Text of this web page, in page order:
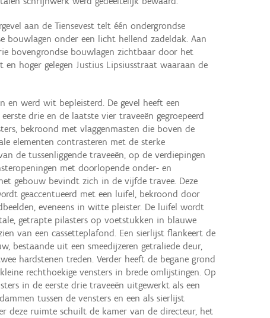
aan de Tiensevest telt één ondergrondse
bouwlagen onder een licht hellend zadeldak. Aan
bovengrondse bouwlagen zichtbaar door het
en hoger gelegen Justius Lipsiusstraat waaraan de
en werd wit bepleisterd. De gevel heeft een
drie en de laatste vier traveeën gegroepeerd
bekroond met vlaggenmasten die boven de
elementen contrasteren met de sterke
de tussenliggende traveeën, op de verdiepingen
met doorlopende onder- en
gebouw bevindt zich in de vijfde travee. Deze
geaccentueerd met een luifel, bekroond door
eveneens in witte pleister. De luifel wordt
getrapte pilasters op voetstukken in blauwe
van een cassetteplafond. Een sierlijst flankeert de
bestaande uit een smeedijzeren getraliede deur,
hardstenen treden. Verder heeft de begane grond
rechthoekige vensters in brede omlijstingen. Op
in de eerste drie traveeën uitgewerkt als een
tussen de vensters en een als sierlijst
deze ruimte schuilt de kamer van de directeur, het